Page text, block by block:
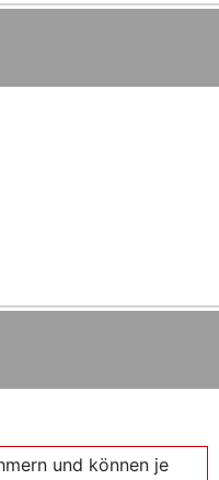
und können je